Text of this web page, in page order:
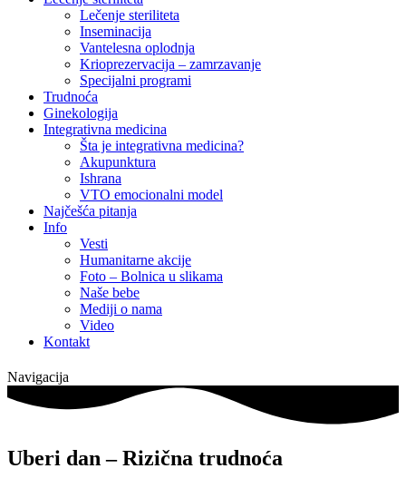
Lečenje steriliteta
Inseminacija
Vantelesna oplodnja
Krioprezervacija – zamrzavanje
Specijalni programi
Trudnoća
Ginekologija
Integrativna medicina
Šta je integrativna medicina?
Akupunktura
Ishrana
VTO emocionalni model
Najčešća pitanja
Info
Vesti
Humanitarne akcije
Foto – Bolnica u slikama
Naše bebe
Mediji o nama
Video
Kontakt
Navigacija
Uberi dan – Rizična trudnoća